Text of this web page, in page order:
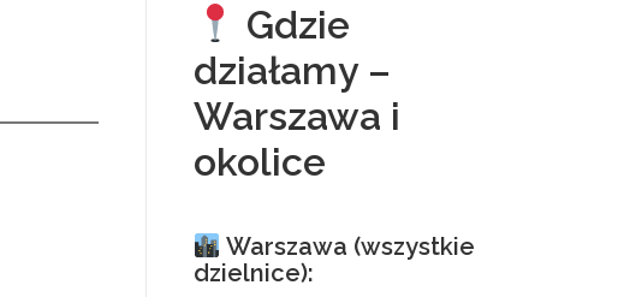
Gdzie
działamy –
Warszawa i
okolice
Warszawa (wszystkie
dzielnice):